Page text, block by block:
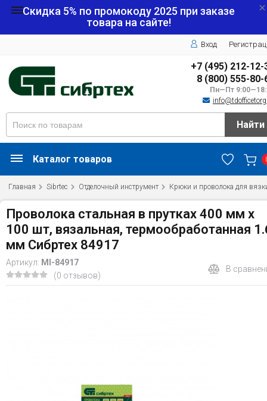
Скидка 5% по промокоду 2025 при заказе
товара на сайте!
Вход
+7 (495) 212-12-
8 (800) 555-80-
Пн—Пт
Найти
Каталог товаров
Главная Sibrtec Отделочный инструмент Крюки и проволока для
Проволока стальная в прутках 400 мм х
100 шт, вязальная, термообработанная
мм Сибртех 84917
Артикул: MI-84917
(0 отзывов)
В